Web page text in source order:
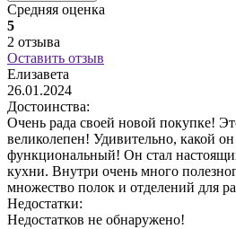
Средняя оценка
5
2 отзыва
Оставить отзыв
Елизавета
26.01.2024
Достоинства:
Очень рада своей новой покупке!
великолепен! Удивительно, какой
функциональный! Он стал
кухни. Внутри очень много
множество полок и отделений для
Недостатки:
Недостатков не обнаружено!